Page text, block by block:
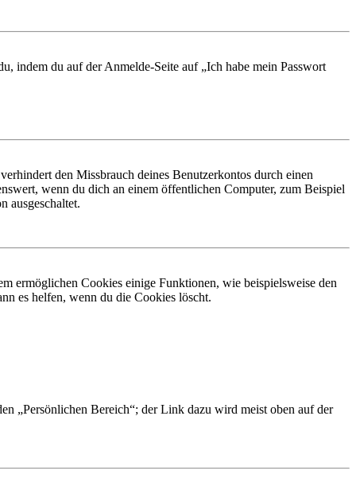
indem du auf der Anmelde-Seite auf „Ich habe mein Passwort
den Missbrauch deines Benutzerkontos durch einen
wenn du dich an einem öffentlichen Computer, zum Beispiel
ausgeschaltet.
ermöglichen Cookies einige Funktionen, wie beispielsweise den
es helfen, wenn du die Cookies löscht.
„Persönlichen Bereich“; der Link dazu wird meist oben auf der